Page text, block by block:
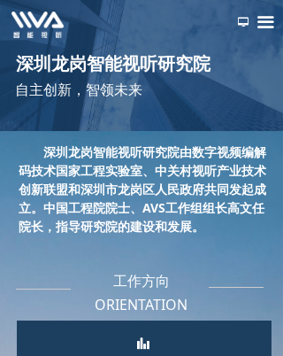
自主创新，智领未来
끀
首页
关于我们
新闻动态
产业运营
加入我们
深圳龙岗智能视听研究院
ꅂ
넡
工作方向
ORIENTATION
뀲
深圳龙岗智能视听研究院由数字视频编解
码技术国家工程实验室、中关村视听产业技术
创新联盟和深圳市龙岗区人民政府共同发起成
立。中国工程院院士、AVS工作组组长高文任
院长，指导研究院的建设和发展。